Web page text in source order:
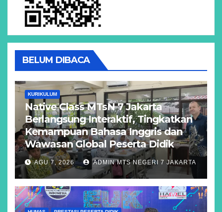
BELUM DIBACA
KURIKULUM
Native Class MTsN 7 Jakarta
Berlangsung Interaktif, Tingkatkan
Kemampuan Bahasa Inggris dan
Wawasan Global Peserta Didik
AGU 7, 2026 ADMIN MTS NEGERI 7 JAKARTA